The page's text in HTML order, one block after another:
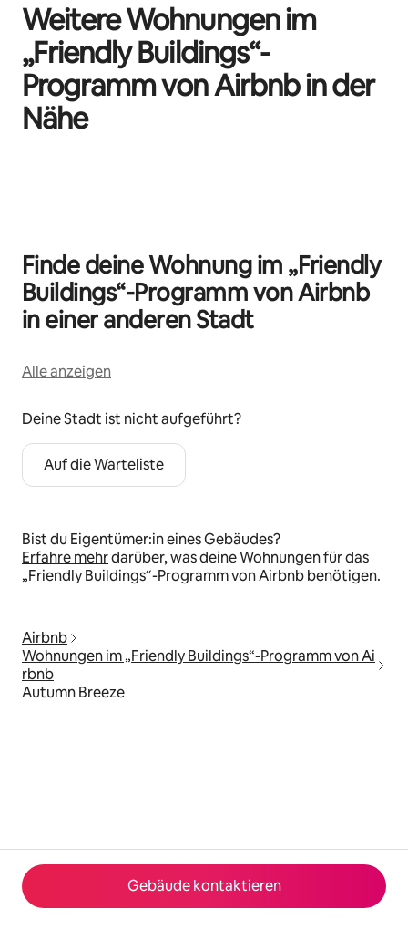
Gebäude kontaktieren
Weitere Wohnungen im
„Friendly Buildings“-
Programm von Airbnb in der
Nähe
Finde deine Wohnung im „Friendly
Buildings“-Programm von Airbnb
in einer anderen Stadt
Alle anzeigen
Deine Stadt ist nicht aufgeführt?
Auf die Warteliste
Bist du Eigentümer:in eines Gebäudes?
Erfahre mehrdarüber, was deine Wohnungen für das
„Friendly Buildings“-Programm von Airbnb benötigen.
Airbnb
Wohnungen im „Friendly Buildings“-Programm von Ai
rbnb
Autumn Breeze